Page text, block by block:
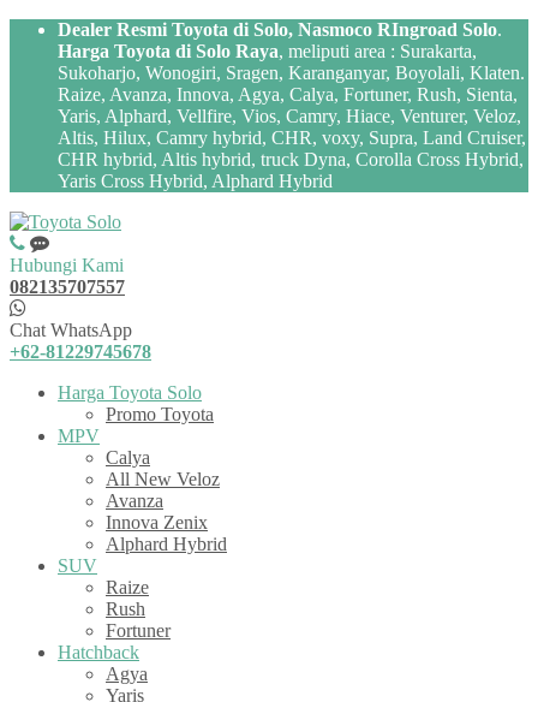
Dealer Resmi Toyota di Solo, Nasmoco RIngroad Solo.
Harga Toyota di Solo Raya, meliputi area : Surakarta,
Sukoharjo, Wonogiri, Sragen, Karanganyar, Boyolali, Klaten.
Raize, Avanza, Innova, Agya, Calya, Fortuner, Rush, Sienta,
Yaris, Alphard, Vellfire, Vios, Camry, Hiace, Venturer, Veloz,
Altis, Hilux, Camry hybrid, CHR, voxy, Supra, Land Cruiser,
CHR hybrid, Altis hybrid, truck Dyna, Corolla Cross Hybrid,
Yaris Cross Hybrid, Alphard Hybrid
Hubungi Kami
082135707557
Chat WhatsApp
+62-81229745678
Harga Toyota Solo
Promo Toyota
MPV
Calya
All New Veloz
Avanza
Innova Zenix
Alphard Hybrid
SUV
Raize
Rush
Fortuner
Hatchback
Agya
Yaris